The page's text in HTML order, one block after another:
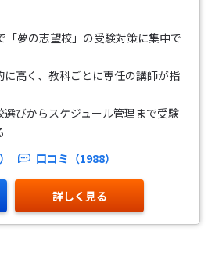
「夢の志望校」の受験対策に集中で
高く、教科ごとに専任の講師が指
選びからスケジュール管理まで受験
口コミ（1988）
詳しく見る